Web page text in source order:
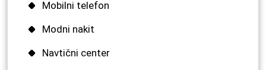
Mobilni telefon
Modni nakit
Navtični center